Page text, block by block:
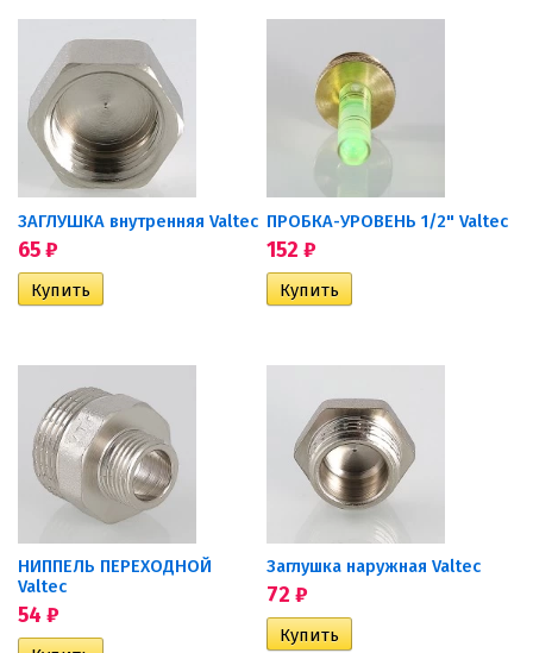
ЗАГЛУШКА внутренняя Valtec
65₽
ПРОБКА-УРОВЕНЬ 1/2" Valtec
152 ₽
НИППЕЛЬ ПЕРЕХОДНОЙ
Valtec
54 ₽
Заглушка наружная Valtec
72 ₽